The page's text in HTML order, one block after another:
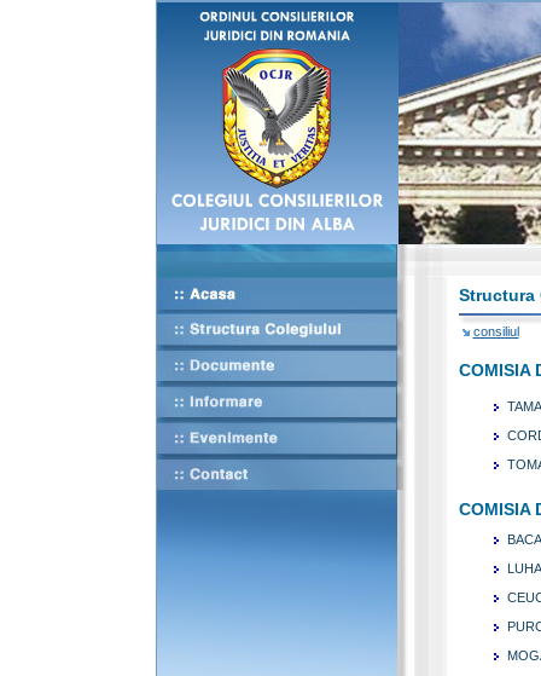
Structura
consiliul
COMISIA
COMISIA